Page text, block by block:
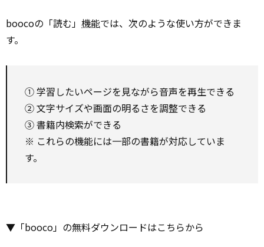
boocoの「読む」 機能では、次のような使い方ができま
す。
① 学習したいページを見ながら音声を再生できる
② 文字サイズや画面の明るさを調整できる
③ 書籍内検索ができる
※ これらの機能には一部の書籍が対応していま
す。
▼「booco」の無料ダウンロードはこちらから